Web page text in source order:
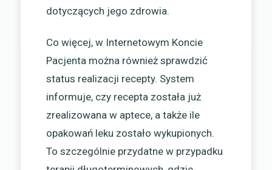
dotyczących jego zdrowia.
Co więcej, w Internetowym Koncie
Pacjenta można również sprawdzić
status realizacji recepty. System
informuje, czy recepta została już
zrealizowana w aptece, a także ile
opakowań leku zostało wykupionych.
To szczególnie przydatne w przypadku